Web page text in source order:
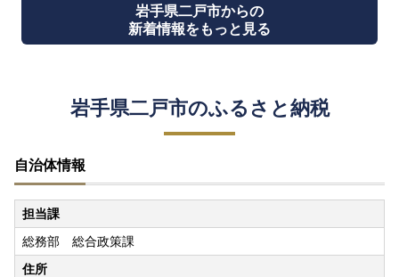
岩手県二戸市からの
新着情報をもっと見る
岩手県二戸市のふるさと納税
自治体情報
担当課
総務部 総合政策課
住所